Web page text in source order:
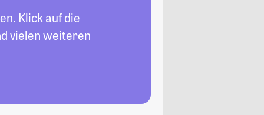
Klick auf die
vielen weiteren